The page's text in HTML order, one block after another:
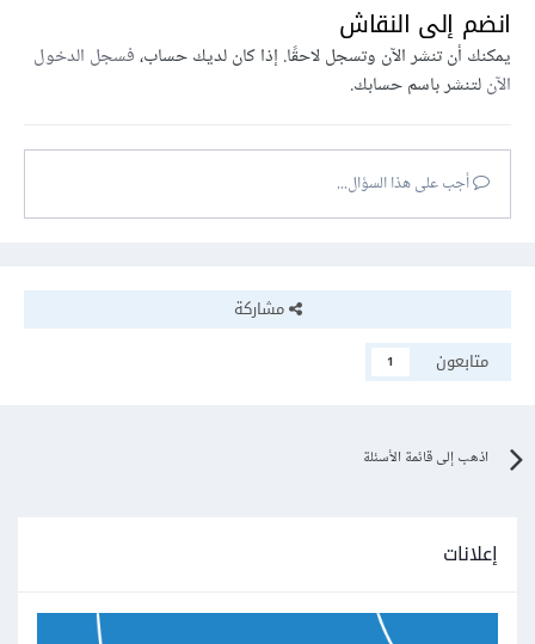
انضم إلى النقاش
يمكنك أن تنشر الآن وتسجل لاحقًا. إذا كان لديك حساب،فسجل الدخول
الآنلتنشر باسم حسابك.
أجب على هذا السؤال...
مشاركة
متابعون
1
اذهب إلى قائمة الأسئلة
إعلانات